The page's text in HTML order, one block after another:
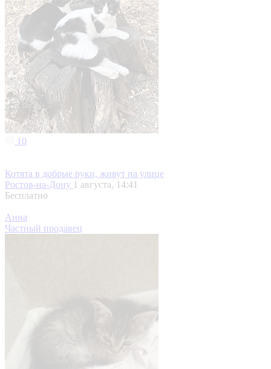
10
Котята в добрые руки, живут на улице
Ростов-на-Дону 1 августа, 14:41
Бесплатно
Анна
Частный продавец